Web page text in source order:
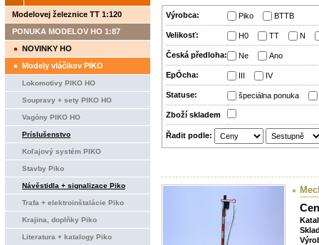
Výrobca: Piko BTTB
Velikosť: H0 TT N
Česká předloha: Ne Ano
EpÓcha: III IV
Statuse: špeciálna ponuka
Zboží­ skladem
Řadit podle:
Modelovej železnice TT 1:120
PONUKA MODELOV HO 1:87
NOVINKY HO
Modely vláčikov PIKO
Lokomotivy PIKO HO
Soupravy + sety PIKO HO
Vagóny PIKO HO
Príslušenstvo
Koľajový systém PIKO
Stavby Piko
Návěstidla + signalizace Piko
Trafa + elektroinštalácie Piko
Krajina, doplňky Piko
Literatura + katalogy Piko